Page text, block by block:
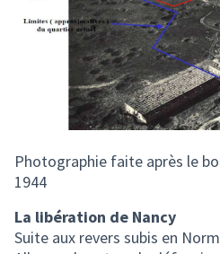
Photographie faite après le
1944
La libération de Nancy
Suite aux revers subis en